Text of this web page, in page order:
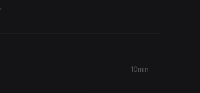
10min